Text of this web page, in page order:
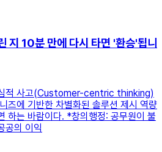
지 10분 만에 다시 타면 '환승'됩니
적 사고(Customer-centric thinking)
즈에 기반한 차별화된 솔루션 제시 역량
하는 바람이다. *창의행정: 공무원이 불
공의 이익